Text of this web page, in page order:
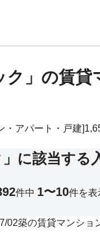
」の賃
アパート・戸建
に該当する
02築の賃貸マンショ
件中 1〜10件を表